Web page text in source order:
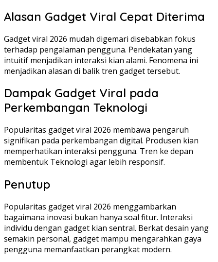
Alasan Gadget Viral Cepat Diterima
Gadget viral 2026 mudah digemari disebabkan fokus
terhadap pengalaman pengguna. Pendekatan yang
intuitif menjadikan interaksi kian alami. Fenomena ini
menjadikan alasan di balik tren gadget tersebut.
Dampak Gadget Viral pada
Perkembangan Teknologi
Popularitas gadget viral 2026 membawa pengaruh
signifikan pada perkembangan digital. Produsen kian
memperhatikan interaksi pengguna. Tren ke depan
membentuk Teknologi agar lebih responsif.
Penutup
Popularitas gadget viral 2026 menggambarkan
bagaimana inovasi bukan hanya soal fitur. Interaksi
individu dengan gadget kian sentral. Berkat desain yang
semakin personal, gadget mampu mengarahkan gaya
pengguna memanfaatkan perangkat modern.